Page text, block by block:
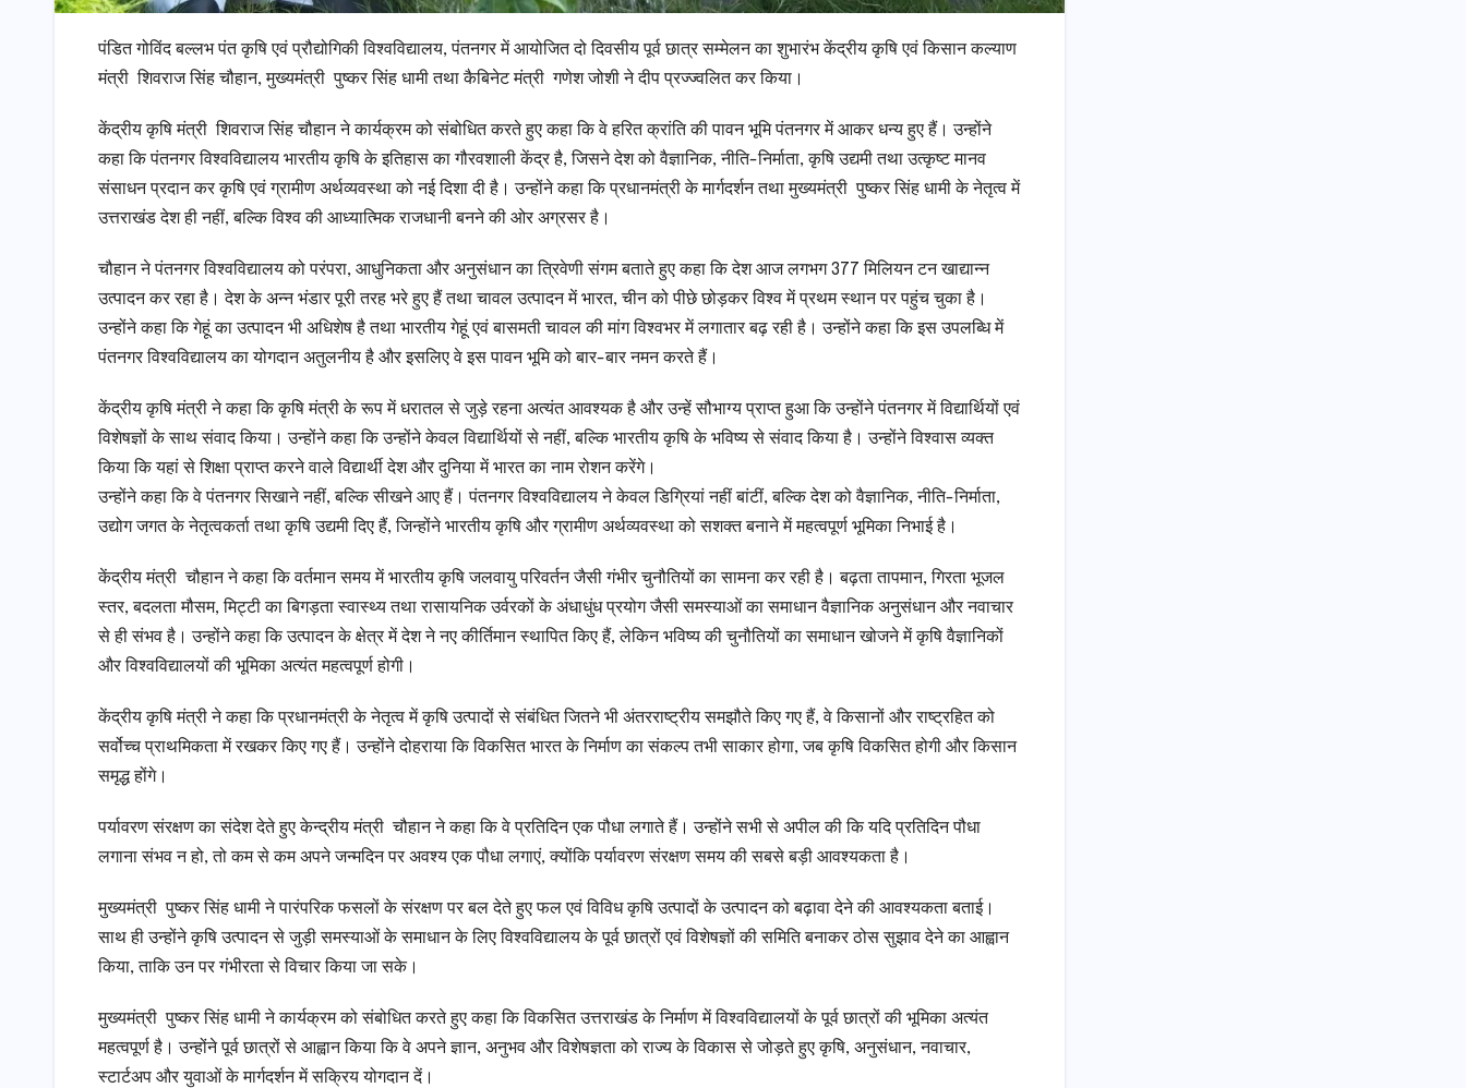
पंडित गोविंद बल्लभ पंत कृषि एवं प्रौद्योगिकी विश्वविद्यालय, पंतनगर में आयोजित दो दिवसीय पूर्व छात्र सम्मेलन का शुभारंभ केंद्रीय कृषि एवं किसान कल्याण
मंत्री शिवराज सिंह चौहान, मुख्यमंत्री पुष्कर सिंह धामी तथा कैबिनेट मंत्री गणेश जोशी ने दीप प्रज्ज्वलित कर किया।
केंद्रीय कृषि मंत्री शिवराज सिंह चौहान ने कार्यक्रम को संबोधित करते हुए कहा कि वे हरित क्रांति की पावन भूमि पंतनगर में आकर धन्य हुए हैं। उन्होंने
कहा कि पंतनगर विश्वविद्यालय भारतीय कृषि के इतिहास का गौरवशाली केंद्र है, जिसने देश को वैज्ञानिक, नीति-निर्माता, कृषि उद्यमी तथा उत्कृष्ट मानव
संसाधन प्रदान कर कृषि एवं ग्रामीण अर्थव्यवस्था को नई दिशा दी है। उन्होंने कहा कि प्रधानमंत्री के मार्गदर्शन तथा मुख्यमंत्री पुष्कर सिंह धामी के नेतृत्व में
उत्तराखंड देश ही नहीं, बल्कि विश्व की आध्यात्मिक राजधानी बनने की ओर अग्रसर है।
चौहान ने पंतनगर विश्वविद्यालय को परंपरा, आधुनिकता और अनुसंधान का त्रिवेणी संगम बताते हुए कहा कि देश आज लगभग 377 मिलियन टन खाद्यान्न
उत्पादन कर रहा है। देश के अन्न भंडार पूरी तरह भरे हुए हैं तथा चावल उत्पादन में भारत, चीन को पीछे छोड़कर विश्व में प्रथम स्थान पर पहुंच चुका है।
उन्होंने कहा कि गेहूं का उत्पादन भी अधिशेष है तथा भारतीय गेहूं एवं बासमती चावल की मांग विश्वभर में लगातार बढ़ रही है। उन्होंने कहा कि इस उपलब्धि में
पंतनगर विश्वविद्यालय का योगदान अतुलनीय है और इसलिए वे इस पावन भूमि को बार-बार नमन करते हैं।
केंद्रीय कृषि मंत्री ने कहा कि कृषि मंत्री के रूप में धरातल से जुड़े रहना अत्यंत आवश्यक है और उन्हें सौभाग्य प्राप्त हुआ कि उन्होंने पंतनगर में विद्यार्थियों एवं
विशेषज्ञों के साथ संवाद किया। उन्होंने कहा कि उन्होंने केवल विद्यार्थियों से नहीं, बल्कि भारतीय कृषि के भविष्य से संवाद किया है। उन्होंने विश्वास व्यक्त
किया कि यहां से शिक्षा प्राप्त करने वाले विद्यार्थी देश और दुनिया में भारत का नाम रोशन करेंगे।
उन्होंने कहा कि वे पंतनगर सिखाने नहीं, बल्कि सीखने आए हैं। पंतनगर विश्वविद्यालय ने केवल डिग्रियां नहीं बांटीं, बल्कि देश को वैज्ञानिक, नीति-निर्माता,
उद्योग जगत के नेतृत्वकर्ता तथा कृषि उद्यमी दिए हैं, जिन्होंने भारतीय कृषि और ग्रामीण अर्थव्यवस्था को सशक्त बनाने में महत्वपूर्ण भूमिका निभाई है।
केंद्रीय मंत्री चौहान ने कहा कि वर्तमान समय में भारतीय कृषि जलवायु परिवर्तन जैसी गंभीर चुनौतियों का सामना कर रही है। बढ़ता तापमान, गिरता भूजल
स्तर, बदलता मौसम, मिट्टी का बिगड़ता स्वास्थ्य तथा रासायनिक उर्वरकों के अंधाधुंध प्रयोग जैसी समस्याओं का समाधान वैज्ञानिक अनुसंधान और नवाचार
से ही संभव है। उन्होंने कहा कि उत्पादन के क्षेत्र में देश ने नए कीर्तिमान स्थापित किए हैं, लेकिन भविष्य की चुनौतियों का समाधान खोजने में कृषि वैज्ञानिकों
और विश्वविद्यालयों की भूमिका अत्यंत महत्वपूर्ण होगी।
केंद्रीय कृषि मंत्री ने कहा कि प्रधानमंत्री के नेतृत्व में कृषि उत्पादों से संबंधित जितने भी अंतरराष्ट्रीय समझौते किए गए हैं, वे किसानों और राष्ट्रहित को
सर्वोच्च प्राथमिकता में रखकर किए गए हैं। उन्होंने दोहराया कि विकसित भारत के निर्माण का संकल्प तभी साकार होगा, जब कृषि विकसित होगी और किसान
समृद्ध होंगे।
पर्यावरण संरक्षण का संदेश देते हुए केन्द्रीय मंत्री चौहान ने कहा कि वे प्रतिदिन एक पौधा लगाते हैं। उन्होंने सभी से अपील की कि यदि प्रतिदिन पौधा
लगाना संभव न हो, तो कम से कम अपने जन्मदिन पर अवश्य एक पौधा लगाएं, क्योंकि पर्यावरण संरक्षण समय की सबसे बड़ी आवश्यकता है।
मुख्यमंत्री पुष्कर सिंह धामी ने पारंपरिक फसलों के संरक्षण पर बल देते हुए फल एवं विविध कृषि उत्पादों के उत्पादन को बढ़ावा देने की आवश्यकता बताई।
साथ ही उन्होंने कृषि उत्पादन से जुड़ी समस्याओं के समाधान के लिए विश्वविद्यालय के पूर्व छात्रों एवं विशेषज्ञों की समिति बनाकर ठोस सुझाव देने का आह्वान
किया, ताकि उन पर गंभीरता से विचार किया जा सके।
मुख्यमंत्री पुष्कर सिंह धामी ने कार्यक्रम को संबोधित करते हुए कहा कि विकसित उत्तराखंड के निर्माण में विश्वविद्यालयों के पूर्व छात्रों की भूमिका अत्यंत
महत्वपूर्ण है। उन्होंने पूर्व छात्रों से आह्वान किया कि वे अपने ज्ञान, अनुभव और विशेषज्ञता को राज्य के विकास से जोड़ते हुए कृषि, अनुसंधान, नवाचार,
स्टार्टअप और युवाओं के मार्गदर्शन में सक्रिय योगदान दें।